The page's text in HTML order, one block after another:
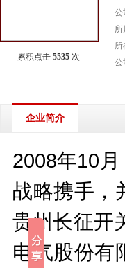
累积点击 5535 次
公
所
所
公
企业简介
2008年10
战略携手，
贵州长征开
电气股份有